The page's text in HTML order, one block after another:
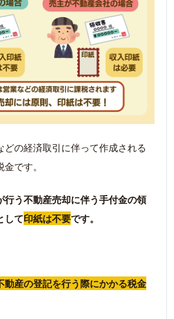
どの経済取引に伴って作成される
です。
行う不動産売却に伴う手付金の領
して印紙は不要です。
動産の登記を行う際にかかる税金